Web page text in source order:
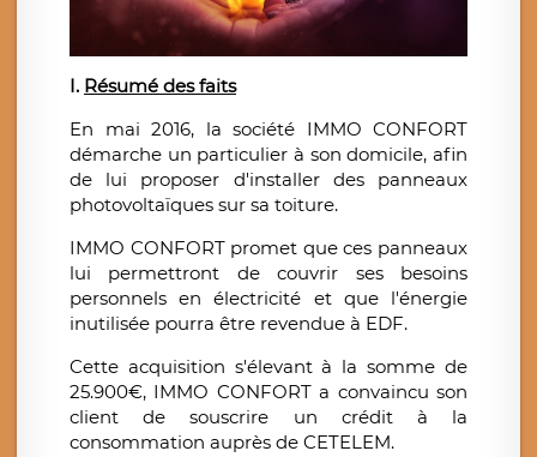
I. Résumé des faits
En mai 2016, la société IMMO CONFORT
démarche un particulier à son domicile, afin
de lui proposer d'installer des panneaux
photovoltaïques sur sa toiture.
IMMO CONFORT promet que ces panneaux
lui permettront de couvrir ses besoins
personnels en électricité et que l'énergie
inutilisée pourra être revendue à EDF.
Cette acquisition s'élevant à la somme de
25.900€, IMMO CONFORT a convaincu son
client de souscrire un crédit à la
consommation auprès de CETELEM.